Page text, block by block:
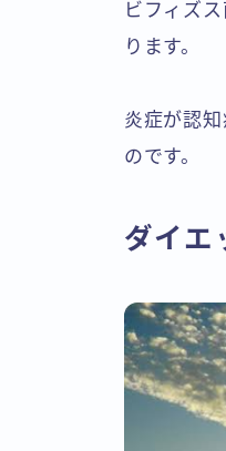
ビフィズ
ります。
炎症が認
のです。
ダイエ